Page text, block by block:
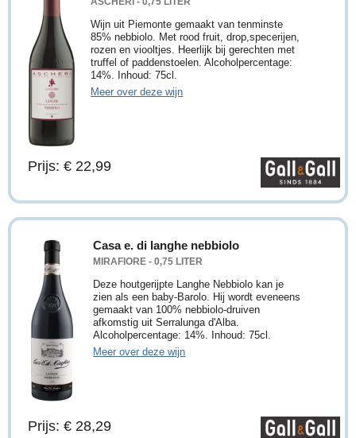
Wijn uit Piemonte gemaakt van tenminste
85% nebbiolo. Met rood fruit, drop,specerijen,
rozen en viooltjes. Heerlijk bij gerechten met
truffel of paddenstoelen. Alcoholpercentage:
14%. Inhoud: 75cl.
Meer over deze wijn
Prijs: € 22,99
Casa e. di langhe nebbiolo
MIRAFIORE - 0,75 LITER
Deze houtgerijpte Langhe Nebbiolo kan je
zien als een baby-Barolo. Hij wordt eveneens
gemaakt van 100% nebbiolo-druiven
afkomstig uit Serralunga d'Alba.
Alcoholpercentage: 14%. Inhoud: 75cl.
Meer over deze wijn
Prijs: € 28,29